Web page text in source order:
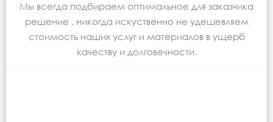
Мы всегда подбираем оптимальное для заказчика
решение , никогда искуственно не удешевляем
стоимость наших услуг и материалов в ущерб
качеству и долговечности.